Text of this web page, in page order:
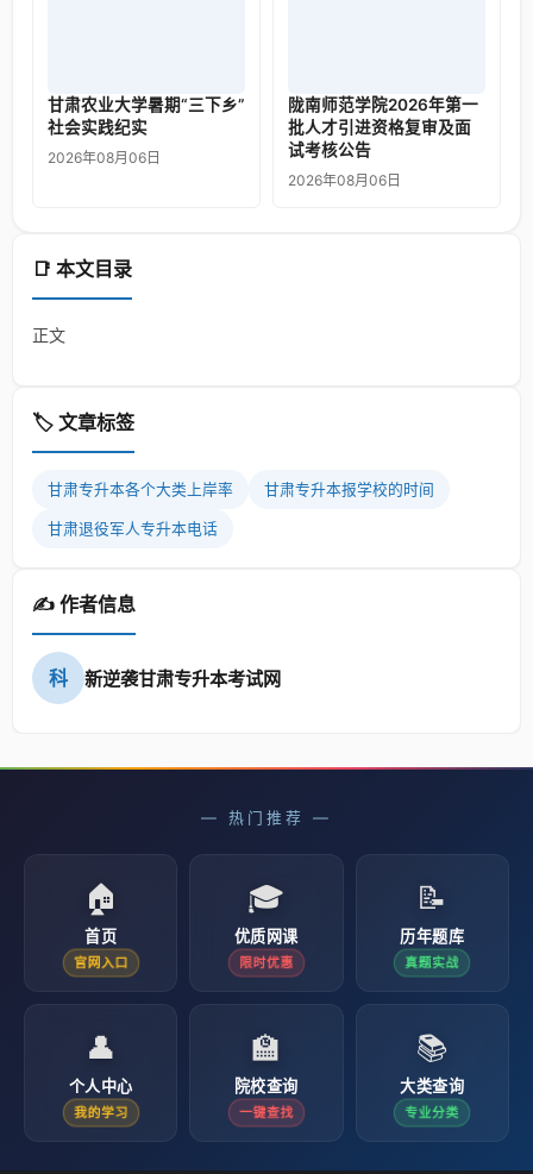
📑 本文目录
正文
🏷️ 文章标签
甘肃专升本各个大类上岸率 甘肃专升本报学校的时间
甘肃退役军人专升本电话
✍️ 作者信息
科 新逆袭甘肃专升本考试网
甘肃农业大学暑期“三下乡”
社会实践纪实
2026年08月06日
陇南师范学院2026年第一
批人才引进资格复审及面
试考核公告
2026年08月06日
— 热门推荐 —
🏠
首页
官网入口
🎓
优质网课
限时优惠
📝
历年题库
真题实战
👤
个人中心
我的学习
🏫
院校查询
一键查找
📚
大类查询
专业分类